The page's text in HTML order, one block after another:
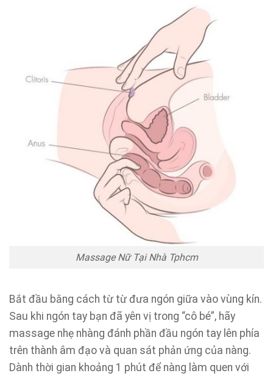
Massage Nữ Tại Nhà Tphcm
Bắt đầu bằng cách từ từ đưa ngón giữa vào vùng kín.
Sau khi ngón tay bạn đã yên vị trong “cô bé”, hãy
massage nhẹ nhàng đánh phần đầu ngón tay lên phía
trên thành âm đạo và quan sát phản ứng của nàng.
Dành thời gian khoảng 1 phút để nàng làm quen với